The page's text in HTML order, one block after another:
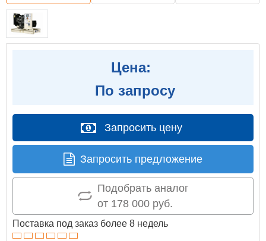
Цена:
По запросу
Запросить цену
Запросить предложение
Подобрать аналог
от 178 000 руб.
Поставка под заказ более 8 недель